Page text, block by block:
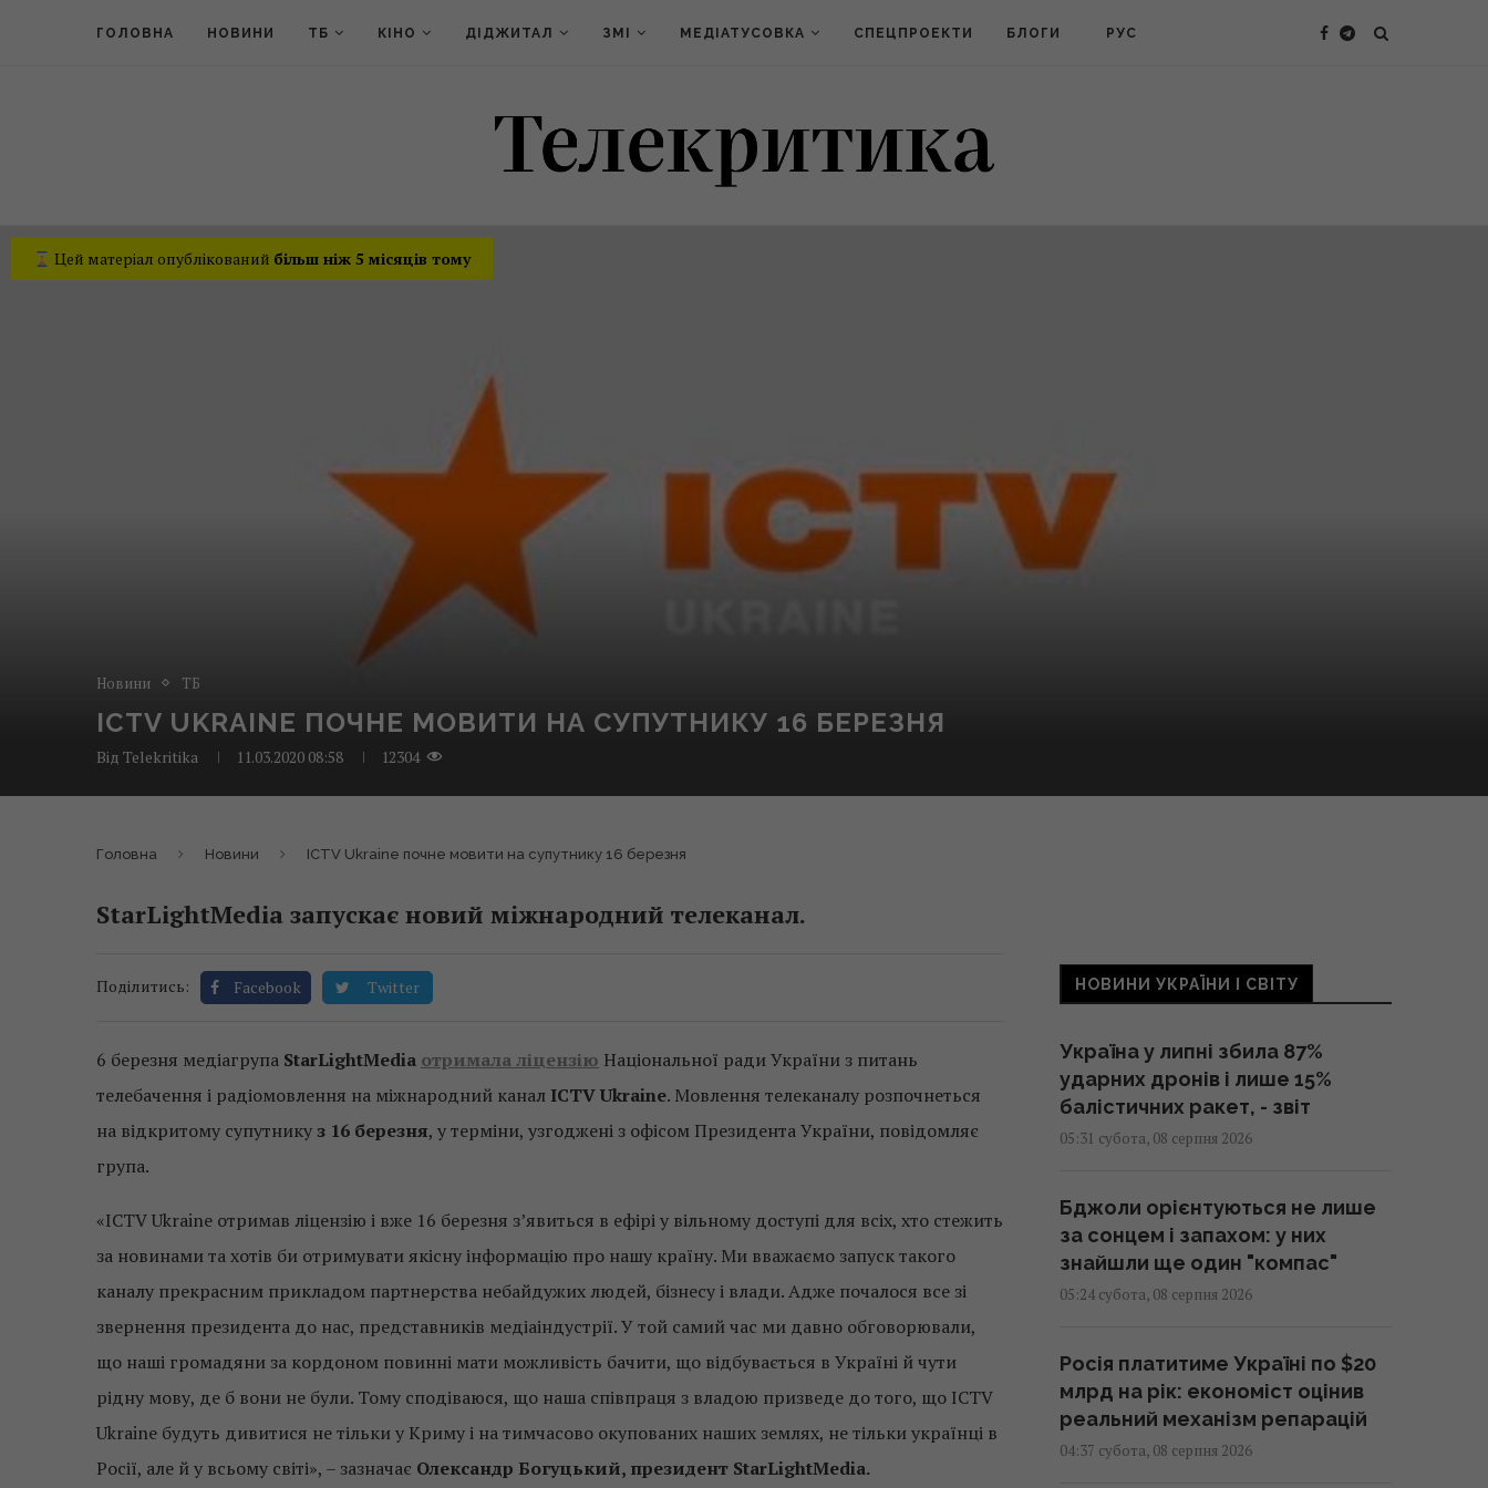
ГОЛОВНА НОВИНИ ТБ КІНО ДІДЖИТАЛ ЗМІ МЕДІАТУСОВКА СПЕЦПРОЕКТИ БЛОГИ РУС
Цей матеріал опублікований більш ніж 5 місяців тому
Новини ТБ
ICTV UKRAINE ПОЧНЕ МОВИТИ НА СУПУТНИКУ 16 БЕРЕЗНЯ
Від Telekritika 11.03.2020 08:58 12304
Головна Новини ICTV Ukraine почне мовити на супутнику 16 березня
StarLightMedia запускає новий міжнародний телеканал.
Поділитись: Facebook Twitter
6 березня медіагрупа StarLightMedia отримала ліцензію Національної ради України з питань
телебачення і радіомовлення на міжнародний канал ICTV Ukraine. Мовлення телеканалу розпочнеться
на відкритому супутнику з 16 березня, у терміни, узгоджені з офісом Президента України, повідомляє
група.
«ICTV Ukraine отримав ліцензію і вже 16 березня з’явиться в ефірі у вільному доступі для всіх, хто стежить
за новинами та хотів би отримувати якісну інформацію про нашу країну. Ми вважаємо запуск такого
каналу прекрасним прикладом партнерства небайдужих людей, бізнесу і влади. Адже почалося все зі
звернення президента до нас, представників медіаіндустрії. У той самий час ми давно обговорювали,
що наші громадяни за кордоном повинні мати можливість бачити, що відбувається в Україні й чути
рідну мову, де б вони не були. Тому сподіваюся, що наша співпраця з владою призведе до того, що ICTV
Ukraine будуть дивитися не тільки у Криму і на тимчасово окупованих наших землях, не тільки українці в
Росії, але й у всьому світі», – зазначає Олександр Богуцький, президент StarLightMedia.
НОВИНИ УКРАЇНИ І СВІТУ
Україна у липні збила 87%
ударних дронів і лише 15%
балістичних ракет, - звіт
05:31 субота, 08 серпня 2026
Бджоли орієнтуються не лише
за сонцем і запахом: у них
знайшли ще один "компас"
05:24 субота, 08 серпня 2026
Росія платитиме Україні по $20
млрд на рік: економіст оцінив
реальний механізм репарацій
04:37 субота, 08 серпня 2026